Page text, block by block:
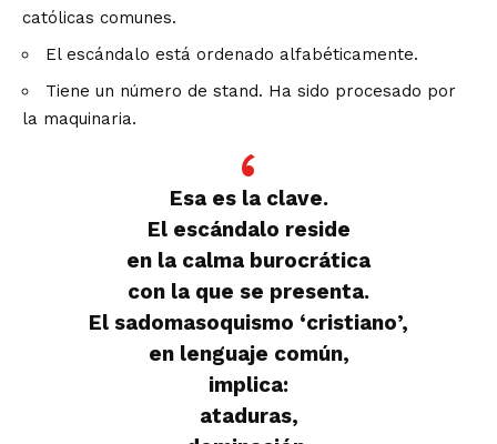
católicas comunes.
El escándalo está ordenado alfabéticamente.
Tiene un número de stand. Ha sido procesado por
la maquinaria.
Esa es la clave.
El escándalo reside
en la calma burocrática
con la que se presenta.
El sadomasoquismo ‘cristiano’,
en lenguaje común,
implica:
ataduras,